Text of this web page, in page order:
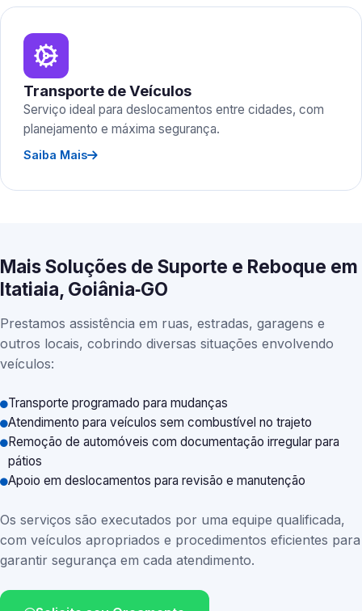
Transporte de Veículos
Serviço ideal para deslocamentos entre cidades, com
planejamento e máxima segurança.
Saiba Mais
Mais Soluções de Suporte e Reboque em
Itatiaia, Goiânia‑GO
Prestamos assistência em ruas, estradas, garagens e
outros locais, cobrindo diversas situações envolvendo
veículos:
Transporte programado para mudanças
Atendimento para veículos sem combustível no trajeto
Remoção de automóveis com documentação irregular para
pátios
Apoio em deslocamentos para revisão e manutenção
Os serviços são executados por uma equipe qualificada,
com veículos apropriados e procedimentos eficientes para
garantir segurança em cada atendimento.